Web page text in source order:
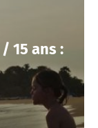
15 ans :